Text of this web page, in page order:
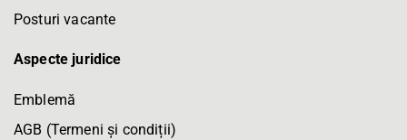
Posturi vacante
Aspecte juridice
Emblemă
AGB (Termeni și condiții)